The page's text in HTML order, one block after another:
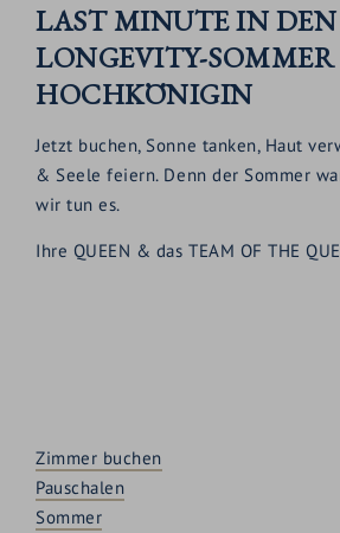
LAST MINUTE IN DEN
LONGEVITY-
HOCHKÖNIGIN
Jetzt buchen, Sonne tanken, Haut
& Seele feiern. Denn der Sommer
wir tun es.
Ihre QUEEN & das TEAM OF THE
Zimmer buchen
Pauschalen
Sommer